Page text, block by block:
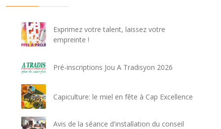
Exprimez votre talent, laissez votre
empreinte !
Pré-inscriptions Jou A Tradisyon 2026
Capiculture: le miel en fête à Cap Excellence
Avis de la séance d'installation du conseil